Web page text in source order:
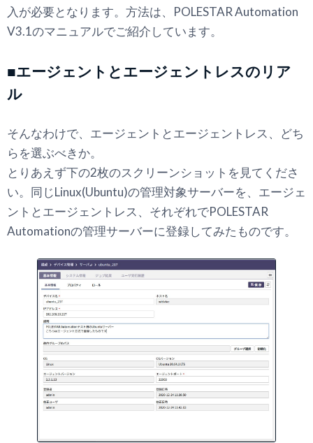
入が必要となります。方法は、POLESTAR Automation
V3.1のマニュアルでご紹介しています。
■エージェントとエージェントレスのリア
ル
そんなわけで、エージェントとエージェントレス、どち
らを選ぶべきか。
とりあえず下の2枚のスクリーンショットを見てくださ
い。同じLinux(Ubuntu)の管理対象サーバーを、エージェ
ントとエージェントレス、それぞれでPOLESTAR
Automationの管理サーバーに登録してみたものです。